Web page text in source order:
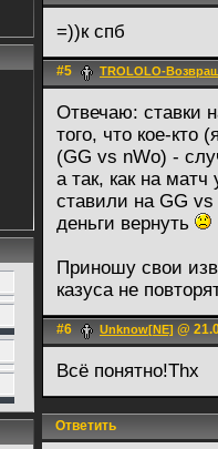
=))к спб
#5 TROLOLO-
Отвечаю: ставки
того, что кое-кто
(GG vs nWo) -
а так, как на
ставили на GG
деньги вернуть
Приношу свои
казуса не
#6 Unknow[NE] @
Всё понятно!Thx
Ответить